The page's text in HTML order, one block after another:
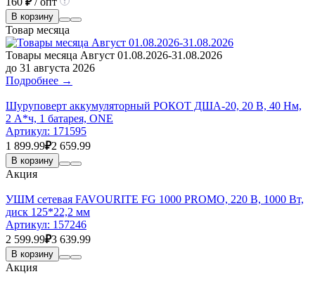
В корзину
Товар месяца
Товары месяца Август 01.08.2026-31.08.2026
до 31 августа 2026
Подробнее →
Шуруповерт аккумуляторный РОКОТ ДША-20, 20 В, 40 Нм,
2 А*ч, 1 батарея, ONE
Артикул: 171595
1 899.99₽2 659.99
В корзину
Акция
УШМ сетевая FAVOURITE FG 1000 PROMO, 220 В, 1000 Вт,
диск 125*22,2 мм
Артикул: 157246
2 599.99₽3 639.99
В корзину
Акция